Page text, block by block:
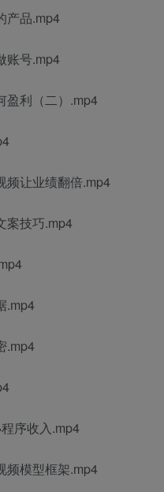
产品.mp4
账号.mp4
盈利（二）.mp4
频让业绩翻倍.mp4
案技巧.mp4
.mp4
.mp4
序收入.mp4
频模型框架.mp4